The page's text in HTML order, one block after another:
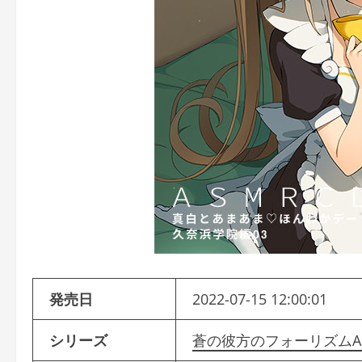
発売日 2022-07-15 12:00:01
シリーズ 蒼の彼方のフォーリズム